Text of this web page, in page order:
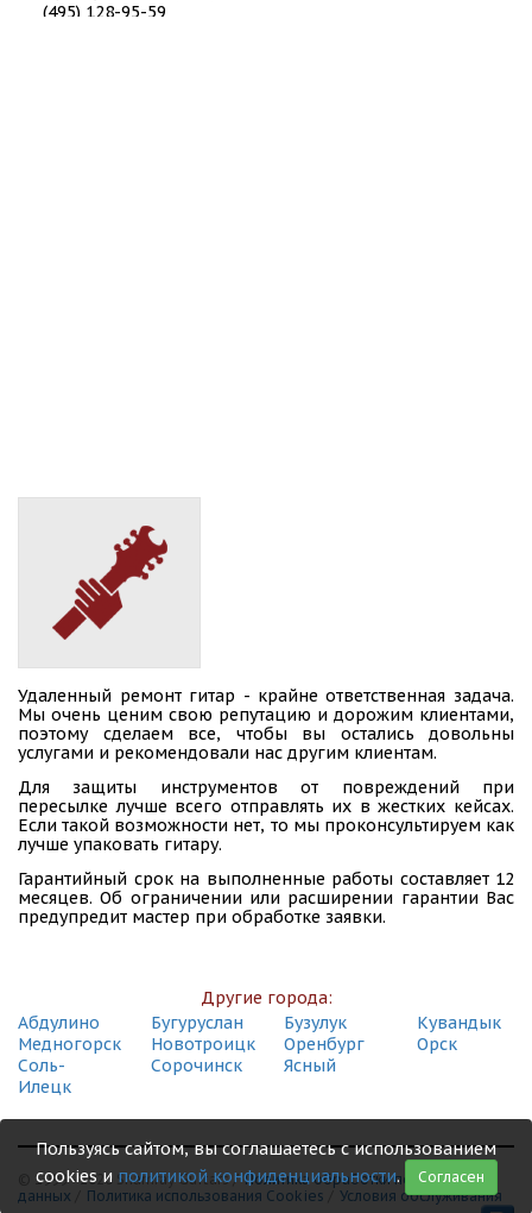
(495) 128-95-59
Удаленный ремонт гитар - крайне ответственная задача.
Мы очень ценим свою репутацию и дорожим клиентами,
поэтому сделаем все, чтобы вы остались довольны
услугами и рекомендовали нас другим клиентам.
Для защиты инструментов от повреждений при
пересылке лучше всего отправлять их в жестких кейсах.
Если такой возможности нет, то мы проконсультируем как
лучше упаковать гитару.
Гарантийный срок на выполненные работы составляет 12
месяцев. Об ограничении или расширении гарантии Вас
предупредит мастер при обработке заявки.
Другие города:
Абдулино
Бугуруслан Бузулук
Кувандык
Медногорск
Новотроицк Оренбург
Орск
Соль-
Илецк
Сорочинск Ясный
© 1999 - 2026 Shamray Guitars /Политика обработки персональных
данных
Политика использования Сookies Условия обслуживания
Пользуясь сайтом, вы соглашаетесь с использованием
cookies и политикой конфиденциальности. Согласен